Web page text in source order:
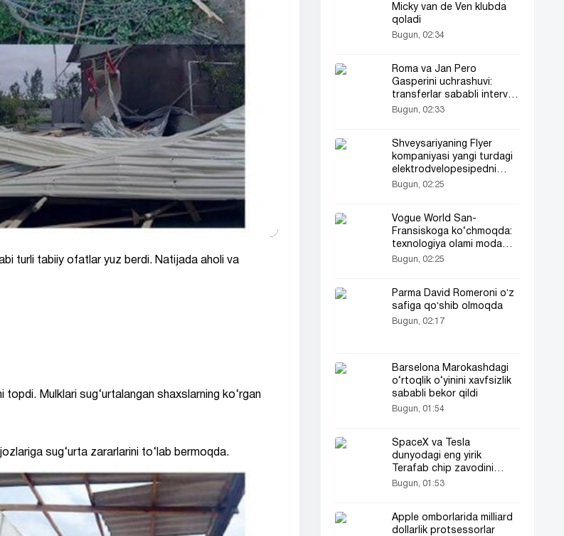
turli tabiiy ofatlar yuz berdi. Natijada aholi va
Mulklari sug‘urtalangan shaxslarning ko‘rgan
sug‘urta zararlarini to‘lab bermoqda.
Micky van de Ven klubda
qoladi
Bugun, 02:34
Roma va Jan Pero
Gasperini uchrashuvi:
transferlar sababli intervyu
bekor qilindi
Bugun, 02:33
Shveysariyaning Flyer
kompaniyasi yangi turdagi
elektrodvelopesipedni
taqdim etdi
Bugun, 02:25
Vogue World San-
Fransiskoga ko‘chmoqda:
texnologiya olami moda
cho‘qqisida
Bugun, 02:25
Parma David Romeroni oʻz
safiga qoʻshib olmoqda
Bugun, 02:17
Barselona Marokashdagi
o‘rtoqlik o‘yinini xavfsizlik
sababli bekor qildi
Bugun, 01:54
SpaceX va Tesla
dunyodagi eng yirik
Terafab chip zavodini
qurmoqda
Bugun, 01:53
Apple omborlarida milliard
dollarlik protsessorlar